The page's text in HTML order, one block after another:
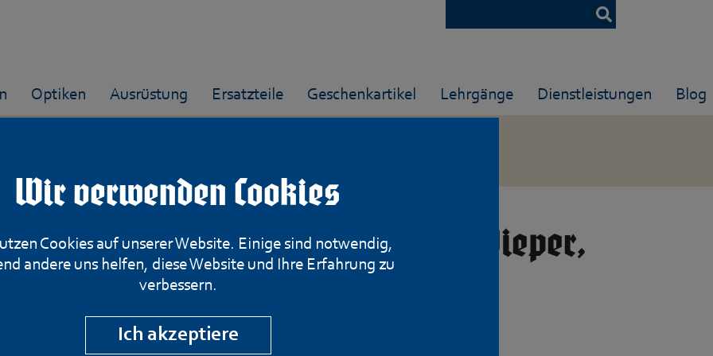
Wir verwenden Cookies
Cookies auf unserer Website. Einige sind notwendig,
andere uns helfen, diese Website und Ihre Erfahrung zu
verbessern.
Ich akzeptiere
Optiken Ausrüstung Ersatzteile Geschenkartikel Lehrgänge Dienstleistungen Blog
Doppelflinte Aya Habicht-Pieper,
Kal. 12/70
Artikelnummer: 584-260125